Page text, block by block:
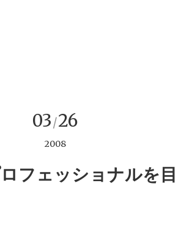
03/26
2008
フェッショナルを目